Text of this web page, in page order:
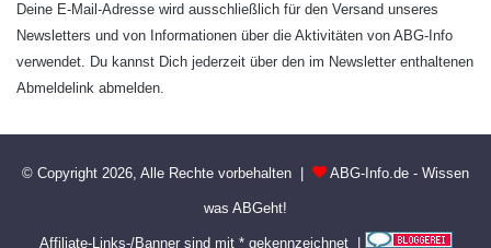
Deine E-Mail-Adresse wird ausschließlich für den Versand unseres
Newsletters und von Informationen über die Aktivitäten von ABG-Info
verwendet. Du kannst Dich jederzeit über den im Newsletter enthaltenen
Abmeldelink abmelden.
© Copyright 2026, Alle Rechte vorbehalten | ABG-Info.de - Wissen
was ABGeht!
Affiliate-Links-/Banner sind mit * gekennzeichnet |